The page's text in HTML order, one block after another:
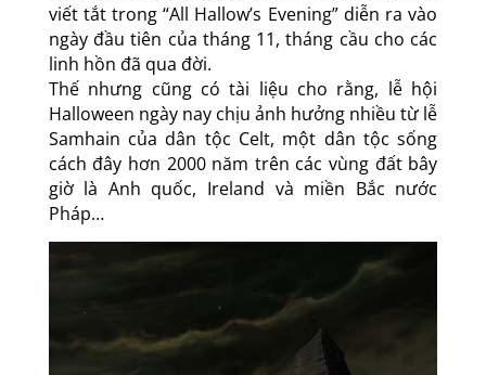
viết tắt trong “All Hallow’s Evening” diễn ra vào
ngày đầu tiên của tháng 11, tháng cầu cho các
linh hồn đã qua đời.
Thế nhưng cũng có tài liệu cho rằng, lễ hội
Halloween ngày nay chịu ảnh hưởng nhiều từ lễ
Samhain của dân tộc Celt, một dân tộc sống
cách đây hơn 2000 năm trên các vùng đất bây
giờ là Anh quốc, Ireland và miền Bắc nước
Pháp…